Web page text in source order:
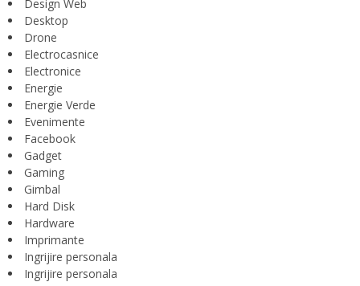
Design Web
Desktop
Drone
Electrocasnice
Electronice
Energie
Energie Verde
Evenimente
Facebook
Gadget
Gaming
Gimbal
Hard Disk
Hardware
Imprimante
Ingrijire personala
Ingrijire personala